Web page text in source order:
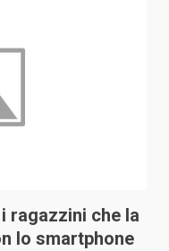
ragazzini che la
lo smartphone